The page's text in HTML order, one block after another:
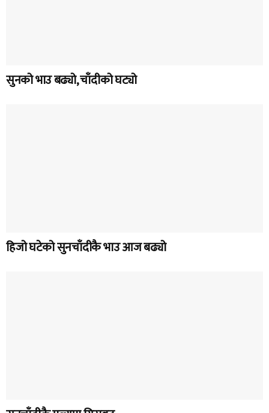
सुनको भाउ बढ्यो, चाँदीको घट्यो
हिजो घटेको सुनचाँदीकै भाउ आज बढ्यो